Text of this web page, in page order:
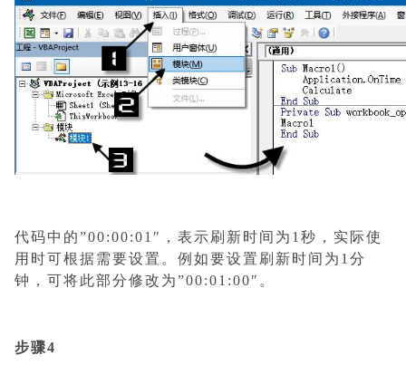
代码中的”00:00:01″，表示刷新时间为1秒，实际使
用时可根据需要设置。例如要设置刷新时间为1分
钟，可将此部分修改为”00:01:00″。
步骤4